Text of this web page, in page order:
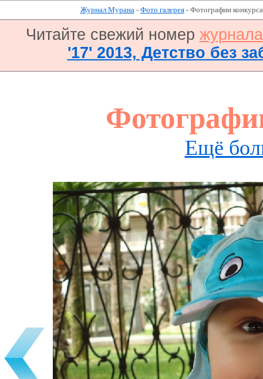
Журнал Мурана- Фото галерея- Фотографии
Читайте свежий номер
'17' 2013, Детство без
Ещё